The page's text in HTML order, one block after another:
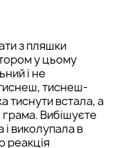
з пляшки
у цьому
і не
тиснеш-
тиснути встала, а
Вибішуєте
і виколупала в
реакція